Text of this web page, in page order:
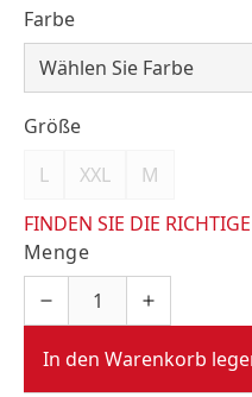
Farbe
Größe
L
XXL
M
FINDEN SIE DIE
Menge
In den Warenkorb